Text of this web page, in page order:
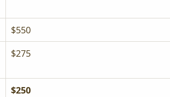
$550
$275
$250